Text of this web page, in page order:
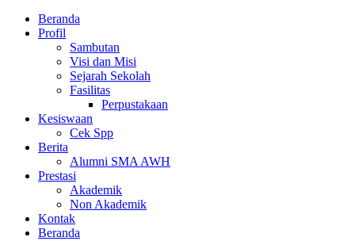
Beranda
Profil
Sambutan
Visi dan Misi
Sejarah Sekolah
Fasilitas
Perpustakaan
Kesiswaan
Cek Spp
Berita
Alumni SMA AWH
Prestasi
Akademik
Non Akademik
Kontak
Beranda